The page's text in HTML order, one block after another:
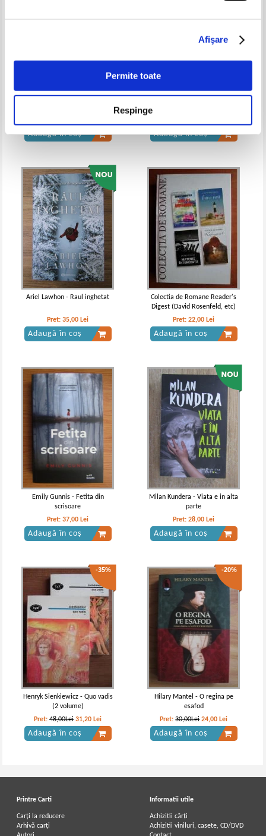
Afişare
Permite toate
Respinge
Thomas Hardy - Tess
Adaugă în coș
Jennifer L. Armentrout - Nu te
Adaugă în coș
Ariel Lawhon - Raul inghetat
Pret:35,00 Lei
Adaugă în coș
Colectia de Romane Reader's
Digest (David Rosenfeld, etc)
Pret:22,00 Lei
Adaugă în coș
Emily Gunnis - Fetita din
scrisoare
Pret:37,00 Lei
Adaugă în coș
Milan Kundera - Viata e in alta
parte
Pret:28,00 Lei
Adaugă în coș
-35%
Henryk Sienkiewicz - Quo vadis
(2 volume)
Pret:48,00Lei 31,20 Lei
Adaugă în coș
-20%
Hilary Mantel - O regina pe
esafod
Pret:30,00Lei 24,00 Lei
Adaugă în coș
Printre Carti
Carți la reducere
Arhivă carți
Informatii utile
Achizitii cărți
Achizitii viniluri, casete, CD/DVD